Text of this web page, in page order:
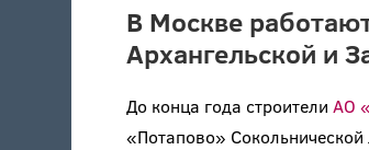
В Москве
Архангельской и
До конца года строители АО
«Потапово»